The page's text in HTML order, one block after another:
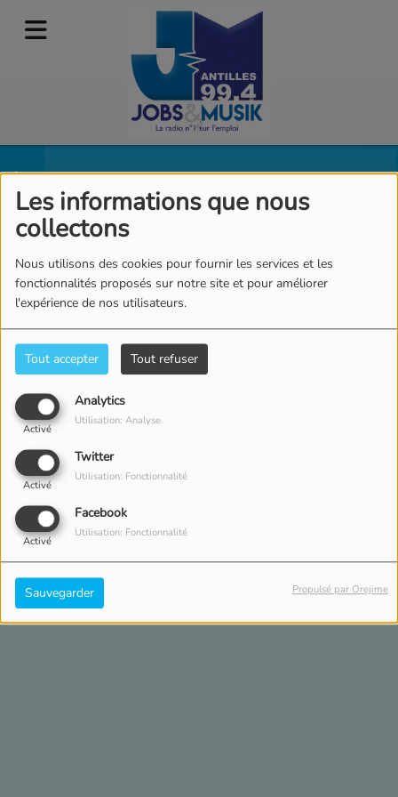
Les informations que nous
collectons
Nous utilisons des cookies pour fournir les services et les
fonctionnalités proposés sur notre site et pour améliorer
l'expérience de nos utilisateurs.
Tout accepter Tout refuser
Analytics
Activé
Utilisation: Analyse
Twitter
Activé
Utilisation: Fonctionnalité
Facebook
Activé
Utilisation: Fonctionnalité
Sauvegarder Propulsé par Orejime
14h : 16h La Playlist
de Jobs et Musik
Tous Lu Ma Me Je Ve
(CHRIS)